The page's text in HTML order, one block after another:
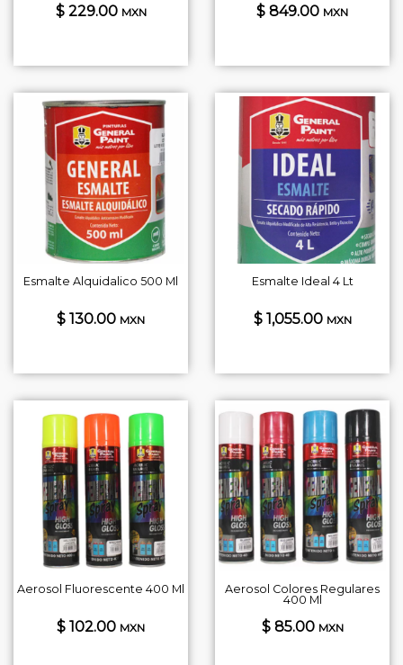
$ 229.00 MXN $ 849.00 MXN
Esmalte Alquidalico 500 Ml
$ 130.00 MXN
Esmalte Ideal 4 Lt
$ 1,055.00 MXN
Aerosol Fluorescente 400 Ml
$ 102.00 MXN
Aerosol Colores Regulares
400 Ml
$ 85.00 MXN